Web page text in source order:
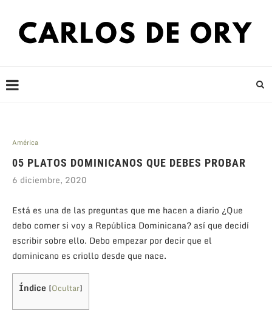
América
05 PLATOS DOMINICANOS QUE DEBES PROBAR
6 diciembre, 2020
Está es una de las preguntas que me hacen a diario ¿Que
debo comer si voy a República Dominicana? así que decidí
escribir sobre ello. Debo empezar por decir que el
dominicano es criollo desde que nace.
Índice [Ocultar]